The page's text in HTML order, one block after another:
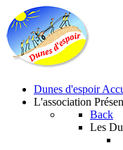
Dunes d'espoir
L'association
Back
Les